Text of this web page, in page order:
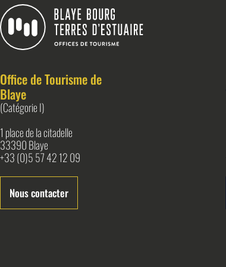
Office de Tourisme de
Blaye
(Catégorie I)
1 place de la citadelle
33390 Blaye
+33 (0)5 57 42 12 09
Nous contacter